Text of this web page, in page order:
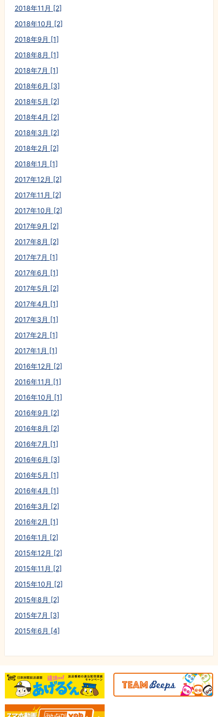
2018年11月 [2]
2018年10月 [2]
2018年9月 [1]
2018年8月 [1]
2018年7月 [1]
2018年6月 [3]
2018年5月 [2]
2018年4月 [2]
2018年3月 [2]
2018年2月 [2]
2018年1月 [1]
2017年12月 [2]
2017年11月 [2]
2017年10月 [2]
2017年9月 [2]
2017年8月 [2]
2017年7月 [1]
2017年6月 [1]
2017年5月 [2]
2017年4月 [1]
2017年3月 [1]
2017年2月 [1]
2017年1月 [1]
2016年12月 [2]
2016年11月 [1]
2016年10月 [1]
2016年9月 [2]
2016年8月 [2]
2016年7月 [1]
2016年6月 [3]
2016年5月 [1]
2016年4月 [1]
2016年3月 [2]
2016年2月 [1]
2016年1月 [2]
2015年12月 [2]
2015年11月 [2]
2015年10月 [2]
2015年8月 [2]
2015年7月 [3]
2015年6月 [4]